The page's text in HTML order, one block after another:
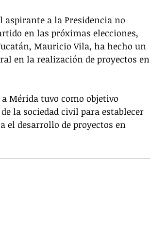
aspirante a la Presidencia no
en las próximas elecciones,
Mauricio Vila, ha hecho un
en la realización de proyectos en
Mérida tuvo como objetivo
la sociedad civil para establecer
el desarrollo de proyectos en